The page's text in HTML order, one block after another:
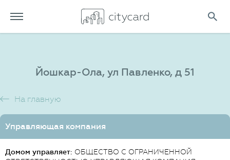
Йошкар-Ола, ул Павленко, д 51
На главную
Управляющая компания
Домом управляет: ОБЩЕСТВО С ОГРАНИЧЕННОЙ